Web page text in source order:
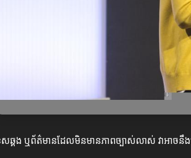
ឬព័ត៌មានដែលមិនមានភាពច្បាស់លាស់ វាអាចនឹង